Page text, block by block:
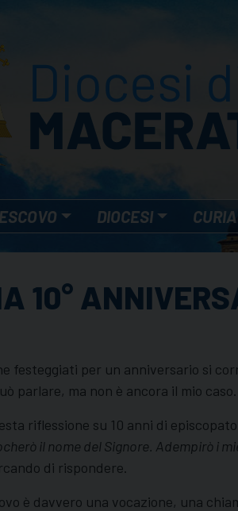
DIOCESI CURIA
10°
festeggiati per un anniversario si
parlare, ma non è ancora il mio
riflessione su 10 anni di episcopato
il nome del Signore. Adempirò i
di rispondere.
è davvero una vocazione, una